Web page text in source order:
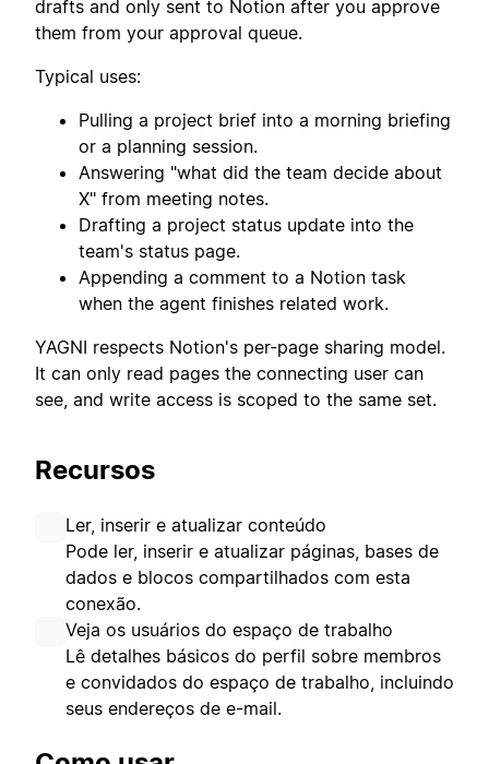
drafts and only sent to Notion after you approve
them from your approval queue.
Typical uses:
Pulling a project brief into a morning briefing
or a planning session.
Answering "what did the team decide about
X" from meeting notes.
Drafting a project status update into the
team's status page.
Appending a comment to a Notion task
when the agent finishes related work.
YAGNI respects Notion's per-page sharing model.
It can only read pages the connecting user can
see, and write access is scoped to the same set.
Recursos
Ler, inserir e atualizar conteúdo
Pode ler, inserir e atualizar páginas, bases de
dados e blocos compartilhados com esta
conexão.
Veja os usuários do espaço de trabalho
Lê detalhes básicos do perfil sobre membros
e convidados do espaço de trabalho, incluindo
seus endereços de e-mail.